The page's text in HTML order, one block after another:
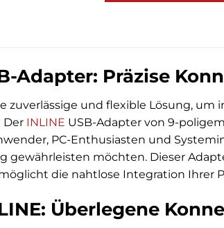
Adapter: Präzise
zuverlässige und flexible Lösung,
Der INLINE USB-Adapter von 9-
PC-Enthusiasten und
gewährleisten möchten. Dieser
die nahtlose Integration Ihrer
Überlegene